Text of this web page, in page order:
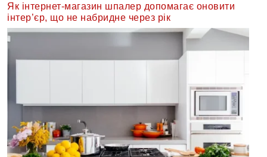
Як інтернет-магазин шпалер допомагає оновити
інтер’єр, що не набридне через рік